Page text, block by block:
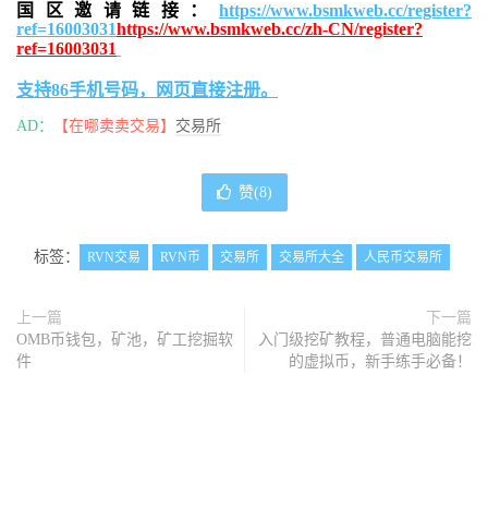
国区邀请链接： https://www.bsmkweb.cc/register?
ref=16003031https://www.bsmkweb.cc/zh-CN/register?
ref=16003031
支持86手机号码，网页直接注册。
AD： 【在哪卖卖交易】 交易所
赞(8)
标签： RVN交易 RVN币 交易所 交易所大全 人民币交易所
上一篇
OMB币钱包，矿池，矿工挖掘软
件
下一篇
入门级挖矿教程，普通电脑能挖
的虚拟币，新手练手必备！